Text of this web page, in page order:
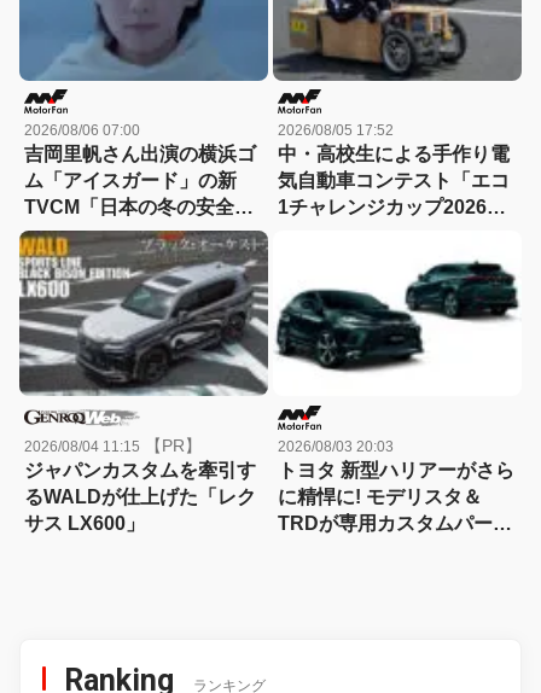
2026/08/06 07:00
吉岡里帆さん出演の横浜ゴ
ム「アイスガード」の新
TVCM「日本の冬の安全
は、スタッドレスタイヤが
守る。」が8月から放映開
始！
2026/08/05 17:52
中・高校生による手作り電
気自動車コンテスト「エコ
1チャレンジカップ2026」
2026/08/04 11:15 【PR】
ジャパンカスタムを牽引す
るWALDが仕上げた「レク
サス LX600」
2026/08/03 20:03
トヨタ 新型ハリアーがさら
に精悍に! モデリスタ＆
TRDが専用カスタムパーツ
Ranking ランキング